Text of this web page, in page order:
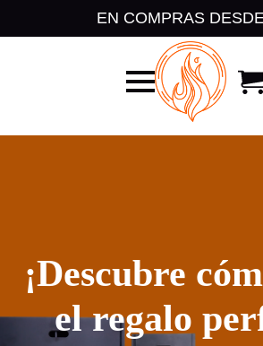
EN COMPRAS
¡Descubre
el regalo